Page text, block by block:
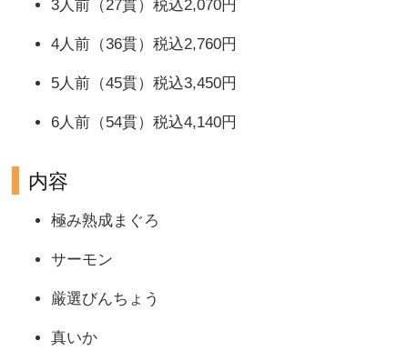
3人前（27貫）税込2,070円
4人前（36貫）税込2,760円
5人前（45貫）税込3,450円
6人前（54貫）税込4,140円
内容
極み熟成まぐろ
サーモン
厳選びんちょう
真いか